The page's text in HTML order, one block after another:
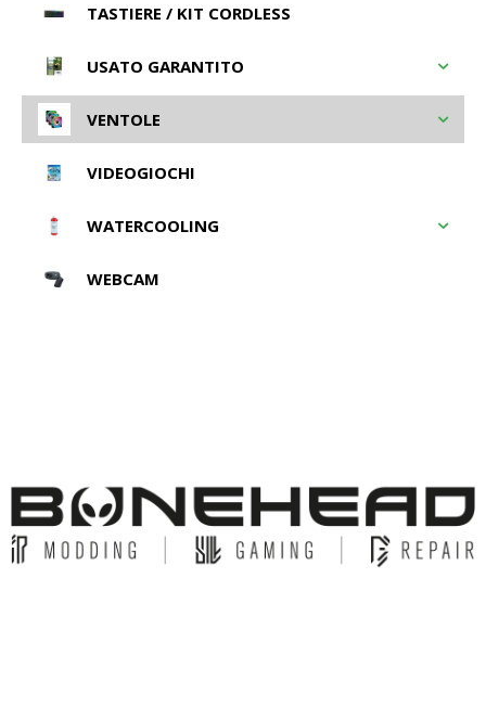
TASTIERE / KIT CORDLESS
USATO GARANTITO
VENTOLE
VIDEOGIOCHI
WATERCOOLING
WEBCAM